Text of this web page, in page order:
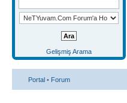
Gelişmiş Arama
Portal • Forum